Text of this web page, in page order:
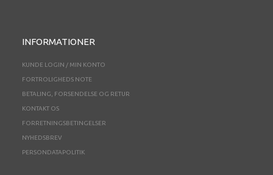
INFORMATIONER
KUNDE LOGIN / MIN KONTO
FORTROLIGHEDS NOTE
BETALING, FORSENDELSE OG RETUR
KONTAKT OS
FORRETNINGSBETINGELSER
NYHEDSBREV
PERSONDATAPOLITIK